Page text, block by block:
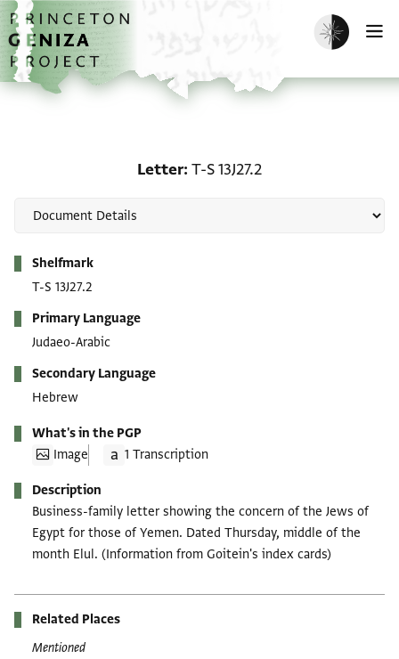
Skip to main content
home
Enable dark
Letter T-S 13J27.2
Shelfmark
T-S 13J27.2
Primary Language
Judaeo-Arabic
Secondary Language
Hebrew
What's in the PGP
Image
1 Transcription
Description
Business-family letter showing the concern of the Jews of
Egypt for those of Yemen. Dated Thursday, middle of the
month Elul. (Information from Goitein's index cards)
Related Places
Mentioned